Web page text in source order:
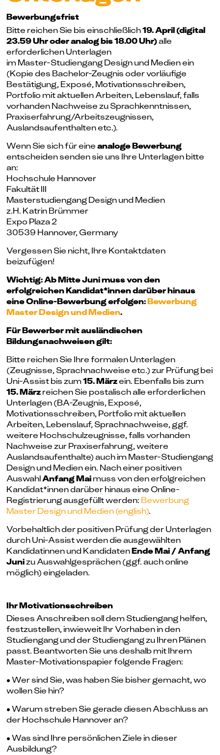
Be­wer­bungs­frist
Bitte reichen Sie bis einschließlich19. April (digital
23.59 Uhr oder analog bis 18.00 Uhr)alle
erforderlichen Unterlagen
im Master-Studiengang Design und Medien ein
(Kopie des Bachelor-Zeugnis oder vorläufige
Bestätigung, Exposé, Motivationsschreiben,
Portfolio mit aktuellen Arbeiten, Lebenslauf, falls
vorhanden Nachweise zu Sprachkenntnissen,
Praxiserfahrung/Arbeitszeugnissen,
Auslandsaufenthalten etc.).
Wenn Sie sich für eineanaloge Bewerbung
entscheiden senden sie uns Ihre Unterlagen bitte
an:
Hochschule Hannover
Fakultät III
Masterstudiengang Design und Medien
z.H. Katrin Brümmer
Expo Plaza 2
30539 Hannover, Germany
Vergessen Sie nicht, Ihre Kontaktdaten
beizufügen!
Wichtig: Ab Mitte Juni muss von den
erfolgreichen Kandidat*innen darüber hinaus
eine Online-Bewerbung erfolgen:Bewerbung
Master Design und Medien.
Für Bewerber mit ausländischen
Bildungsnachweisen gilt:
Bitte reichen Sie Ihre formalen Unterlagen
(Zeugnisse, Sprachnachweise etc.) zur Prüfung bei
Uni-Assist bis zum15. Märzein. Ebenfalls bis zum
15. Märzreichen Sie postalisch alle erforderlichen
Unterlagen (BA-Zeugnis, Exposé,
Motivationsschreiben, Portfolio mit aktuellen
Arbeiten, Lebenslauf, Sprachnachweise, ggf.
weitere Hochschulzeugnisse, falls vorhanden
Nachweise zur Praxiserfahrung, weitere
Auslandsaufenthalte) auch im Master-Studiengang
Design und Medien ein. Nach einer positiven
AuswahlAnfang Maimuss von den erfolgreichen
Kandidat*innen darüber hinaus eine Online-
Registrierung ausgefüllt werden: Bewerbung
Master Design und Medien (english).
Vorbehaltlich der positiven Prüfung der Unterlagen
durch Uni-Assist werden die ausgewählten
Kandidatinnen und KandidatenEnde Mai / Anfang
Junizu Auswahlgesprächen (ggf. auch online
möglich) eingeladen.
Ihr Mo­ti­va­tions­­schrei­ben
Dieses Anschreiben soll dem Studiengang helfen,
festzustellen, inwieweit Ihr Vorhaben in den
Studiengang und der Studiengang zu Ihren Plänen
passt. Beantworten Sie uns deshalb mit Ihrem
Master-Motivationspapier folgende Fragen:
• Wer sind Sie, was haben Sie bisher gemacht, wo
wollen Sie hin?
• Warum streben Sie gerade diesen Abschluss an
der Hochschule Hannover an?
• Was sind Ihre persönlichen Ziele in dieser
Ausbildung?